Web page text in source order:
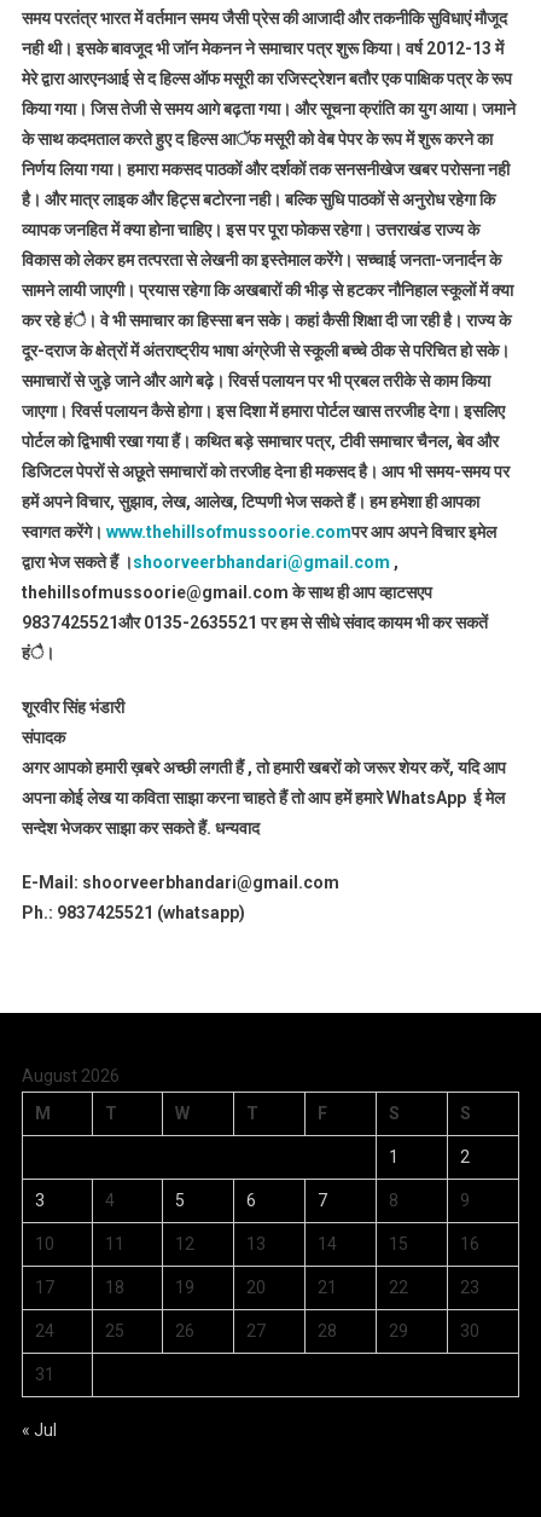
समय परतंत्र भारत में वर्तमान समय जैसी प्रेस की आजादी और तकनीकि सुविधाएं मौजूद
नही थी। इसके बावजूद भी जाॅन मेकनन ने समाचार पत्र शुरू किया। वर्ष 2012-13 में
मेरे द्वारा आरएनआई से द हिल्स ऑफ मसूरी का रजिस्ट्रेशन बतौर एक पाक्षिक पत्र के रूप
किया गया। जिस तेजी से समय आगे बढ़ता गया। और सूचना क्रांति का युग आया। जमाने
के साथ कदमताल करते हुए द हिल्स आॅफ मसूरी को वेब पेपर के रूप में शुरू करने का
निर्णय लिया गया। हमारा मकसद पाठकों और दर्शकों तक सनसनीखेज खबर परोसना नही
है। और मात्र लाइक और हिट्स बटोरना नही। बल्कि सुधि पाठकों से अनुरोध रहेगा कि
व्यापक जनहित में क्या होना चाहिए। इस पर पूरा फोकस रहेगा। उत्तराखंड राज्य के
विकास को लेकर हम तत्परता से लेखनी का इस्तेमाल करेंगे। सच्चाई जनता-जनार्दन के
सामने लायी जाएगी। प्रयास रहेगा कि अखबारों की भीड़ से हटकर नौनिहाल स्कूलों में क्या
कर रहे हंै। वे भी समाचार का हिस्सा बन सके। कहां कैसी शिक्षा दी जा रही है। राज्य के
दूर-दराज के क्षेत्रों में अंतराष्ट्रीय भाषा अंग्रेजी से स्कूली बच्चे ठीक से परिचित हो सके।
समाचारों से जुड़े जाने और आगे बढ़े। रिवर्स पलायन पर भी प्रबल तरीके से काम किया
जाएगा। रिवर्स पलायन कैसे होगा। इस दिशा में हमारा पोर्टल खास तरजीह देगा। इसलिए
पोर्टल को द्विभाषी रखा गया हैं। कथित बड़े समाचार पत्र, टीवी समाचार चैनल, बेव और
डिजिटल पेपरों से अछूते समाचारों को तरजीह देना ही मकसद है। आप भी समय-समय पर
हमें अपने विचार, सुझाव, लेख, आलेख, टिप्पणी भेज सकते हैं। हम हमेशा ही आपका
स्वागत करेंगे। www.thehillsofmussoorie.comपर आप अपने विचार इमेल
द्वारा भेज सकते हैं ।shoorveerbhandari@gmail.com ,
thehillsofmussoorie@gmail.com के साथ ही आप व्हाटसएप
9837425521और 0135-2635521 पर हम से सीधे संवाद कायम भी कर सकतें
हंै।
शूरवीर सिंह भंडारी
संपादक
अगर आपको हमारी ख़बरे अच्छी लगती हैं , तो हमारी खबरों को जरूर शेयर करें, यदि आप
अपना कोई लेख या कविता साझा करना चाहते हैं तो आप हमें हमारे WhatsApp ई मेल
सन्देश भेजकर साझा कर सकते हैं. धन्यवाद
E-Mail: shoorveerbhandari@gmail.com
Ph.: 9837425521 (whatsapp)
August 2026
M
T W T F S S
1 2
3 4 5 6 7 8 9
10 11 12 13 14 15 16
17 18 19 20 21 22 23
24 25 26 27 28 29 30
31
« Jul